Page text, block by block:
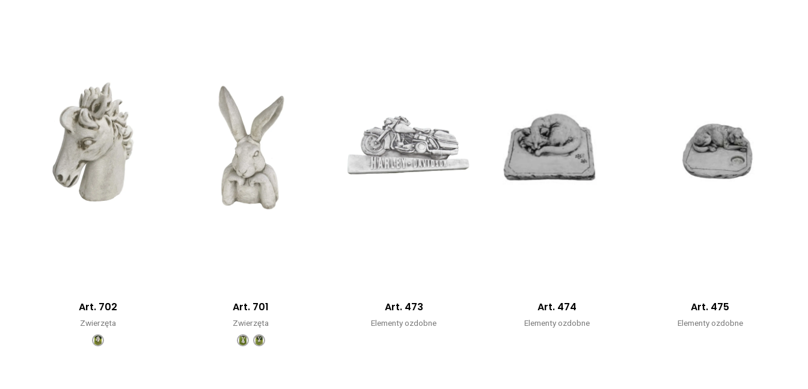
Art. 702
Zwierzęta
Art. 701
Zwierzęta
Art. 473
Elementy ozdobne
Art. 474
Elementy ozdobne
Art. 475
Elementy ozdobne